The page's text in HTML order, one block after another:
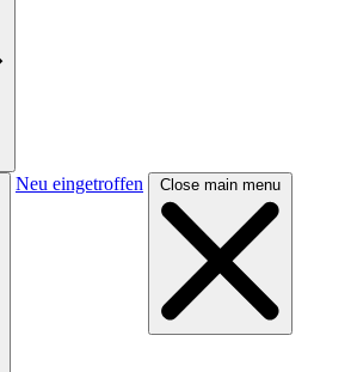
Neu eingetroffen Close main menu